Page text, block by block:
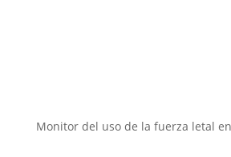
Monitor del uso de la fuerza letal